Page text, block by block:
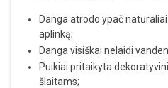
Danga atrodo ypač
aplinką;
Danga visiškai nelaidi
Puikiai pritaikyta
šlaitams;